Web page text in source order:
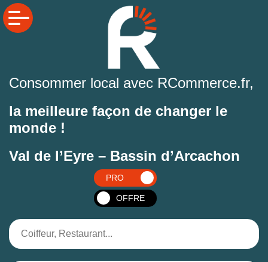
Consommer local avec RCommerce.fr,
la meilleure façon de changer le
monde !
Val de l’Eyre – Bassin d’Arcachon
PRO
OFFRE